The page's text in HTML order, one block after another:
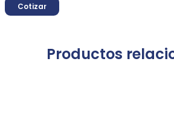
Cotizar
Productos